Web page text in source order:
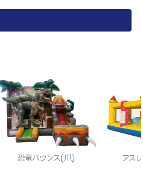
恐竜バウンス(爪) アス